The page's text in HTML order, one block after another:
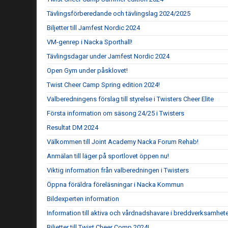
Tävlingsförberedande och tävlingslag 2024/2025
Biljetter till Jamfest Nordic 2024
VM-genrep i Nacka Sporthall!
Tävlingsdagar under Jamfest Nordic 2024
Open Gym under påsklovet!
Twist Cheer Camp Spring edition 2024!
Valberedningens förslag till styrelse i Twisters Cheer Elite
Första information om säsong 24/25 i Twisters
Resultat DM 2024
Välkommen till Joint Academy Nacka Forum Rehab!
Anmälan till läger på sportlovet öppen nu!
Viktig information från valberedningen i Twisters
Öppna föräldra föreläsningar i Nacka Kommun
Bildexperten information
Information till aktiva och vårdnadshavare i